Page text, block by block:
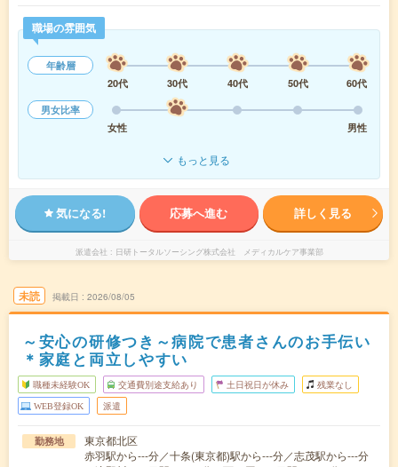
職場の雰囲気
年齢層
20代
30代 40代 50代
60代
男女比率
女性
男性
もっと見る
気になる! 応募へ進む 詳しく見る
派遣会社 日研トータルソーシング株式会社 メディカルケア事業部
未読 掲載日 2026/08/05
～安心の研修つき～病院で患者さんのお手伝い
＊家庭と両立しやすい
職種未経験OK 交通費別途支給あり 土日祝日が休み 残業なし
WEB登録OK 派遣
勤務地
東京都北区
赤羽駅から---分／十条(東京都)駅から---分／志茂駅から---分